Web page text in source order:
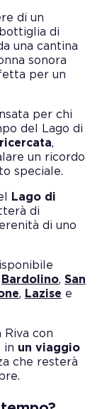
di un
di
una cantina
sonora
per un
per chi
del Lago di
,
un ricordo
speciale.
Lago di
di
di uno
Bardolino, San
, Lazise e
Riva con
in un viaggio
che resterà